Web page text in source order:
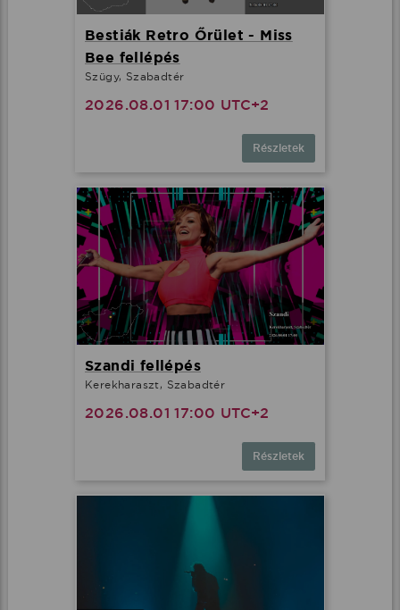
Bestiák Retro Őrület - Miss
Bee fellépés
Szügy, Szabadtér
2026.08.01 17:00 UTC+2
Részletek
Szandi fellépés
Kerekharaszt, Szabadtér
2026.08.01 17:00 UTC+2
Részletek